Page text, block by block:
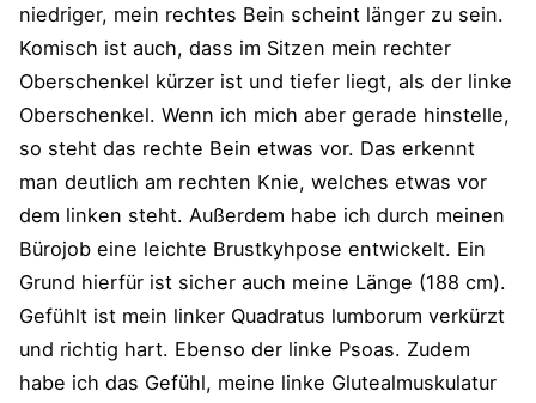
niedriger, mein rechtes Bein scheint länger zu sein.
Komisch ist auch, dass im Sitzen mein rechter
Oberschenkel kürzer ist und tiefer liegt, als der linke
Oberschenkel. Wenn ich mich aber gerade hinstelle,
so steht das rechte Bein etwas vor. Das erkennt
man deutlich am rechten Knie, welches etwas vor
dem linken steht. Außerdem habe ich durch meinen
Bürojob eine leichte Brustkyhpose entwickelt. Ein
Grund hierfür ist sicher auch meine Länge (188 cm).
Gefühlt ist mein linker Quadratus lumborum verkürzt
und richtig hart. Ebenso der linke Psoas. Zudem
habe ich das Gefühl, meine linke Glutealmuskulatur